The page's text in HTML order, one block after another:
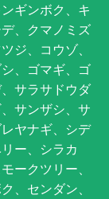
ギンボク、キ
、クマノミズ
ジ、コウゾ、
、ゴマギ、ゴ
サラサドウダ
サンザシ、サ
ヤナギ、シデ
ー、シラカ
ークツリー、
、センダン、